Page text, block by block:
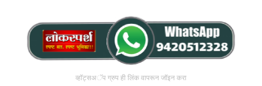
व्हॉट्सअॅप ग्रुप ही लिंक वापरून जॉइन करा